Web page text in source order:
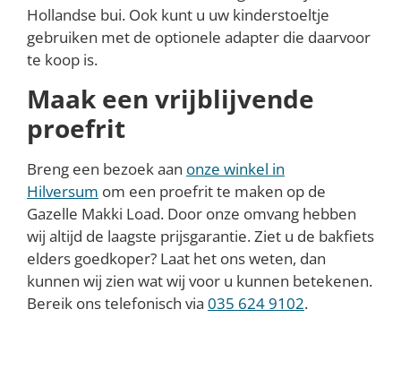
Hollandse bui. Ook kunt u uw kinderstoeltje
gebruiken met de optionele adapter die daarvoor
te koop is.
Maak een vrijblijvende
proefrit
Breng een bezoek aan onze winkel in
Hilversum om een proefrit te maken op de
Gazelle Makki Load. Door onze omvang hebben
wij altijd de laagste prijsgarantie. Ziet u de bakfiets
elders goedkoper? Laat het ons weten, dan
kunnen wij zien wat wij voor u kunnen betekenen.
Bereik ons telefonisch via 035 624 9102.